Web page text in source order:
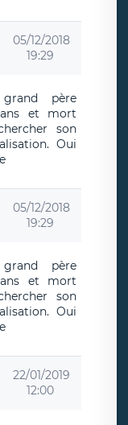
05/12/2018
19:29
père
et mort
son
Oui
05/12/2018
19:29
père
et mort
son
Oui
22/01/2019
12:00